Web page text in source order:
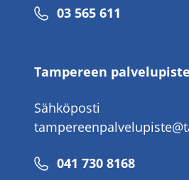
Puhelinnumero
03 565 611
Tampereen palvelupiste
Sähköposti
Puhelinnumero
041 730 8168